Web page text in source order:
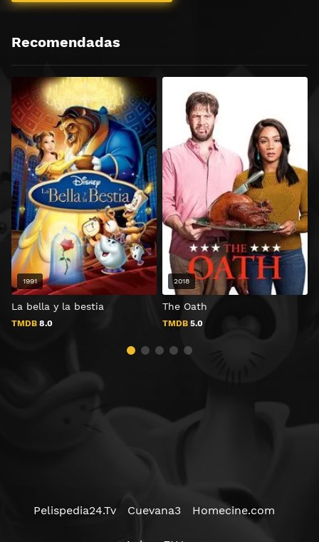
Recomendadas
La bella y la bestia
TMDB 8.0
1991
The Oath
TMDB 5.0
2018
Pelispedia24.Tv Cuevana3 Homecine.com